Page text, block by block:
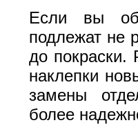
Если вы
подлежат не
до покраски.
наклепки
замены
более